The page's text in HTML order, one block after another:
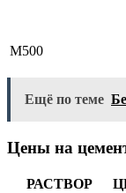
М500
Ещё по теме
Цены на
РАСТВОР